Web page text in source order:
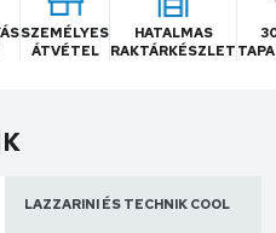
SZEMÉLYES
ÁTVÉTEL
HATALMAS
RAKTÁRKÉSZLET
LAZZARINI ÉS TECHNIK COOL